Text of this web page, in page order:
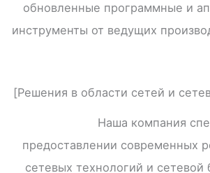
обновленные программные и
инструменты от ведущих
Наша компания
предоставлении современных
сетевых технологий и